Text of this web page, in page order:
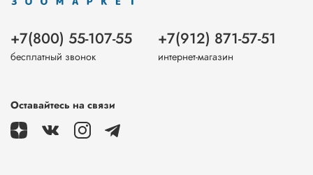
+7(800) 55-107-55
бесплатный звонок
+7(912) 871-57-51
интернет-магазин
Оставайтесь на связи